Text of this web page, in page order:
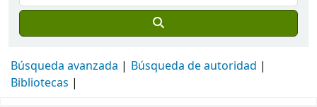
Búsqueda avanzada
Búsqueda de autoridad
Bibliotecas